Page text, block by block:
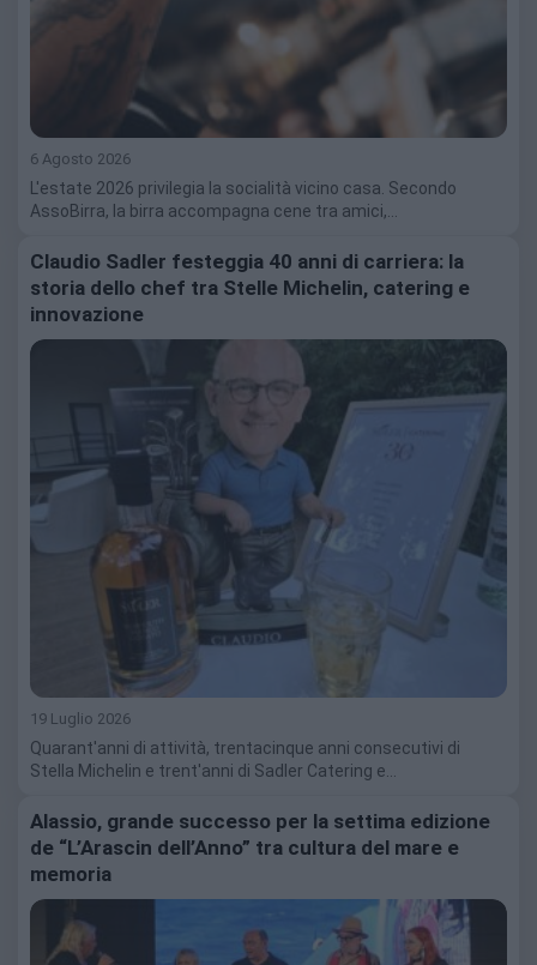
6 Agosto 2026
L'estate 2026 privilegia la socialità vicino casa. Secondo
AssoBirra, la birra accompagna cene tra amici,…
Claudio Sadler festeggia 40 anni di carriera: la
storia dello chef tra Stelle Michelin, catering e
innovazione
19 Luglio 2026
Quarant'anni di attività, trentacinque anni consecutivi di
Stella Michelin e trent'anni di Sadler Catering e…
Alassio, grande successo per la settima edizione
de “L’Arascin dell’Anno” tra cultura del mare e
memoria